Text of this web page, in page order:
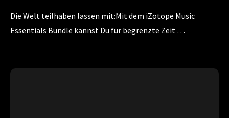
Die Welt teilhaben lassen mit:Mit dem iZotope Music
Essentials Bundle kannst Du für begrenzte Zeit …